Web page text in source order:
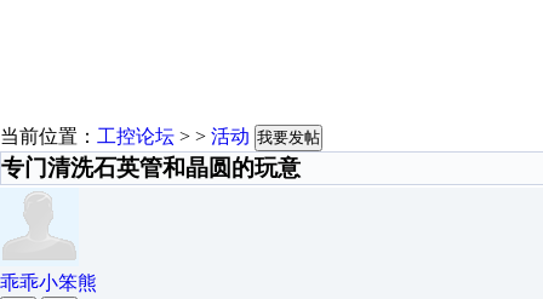
当前位置： 工控论坛 > > 活动 我要发帖
专门清洗石英管和晶圆的玩意
乖乖小笨熊